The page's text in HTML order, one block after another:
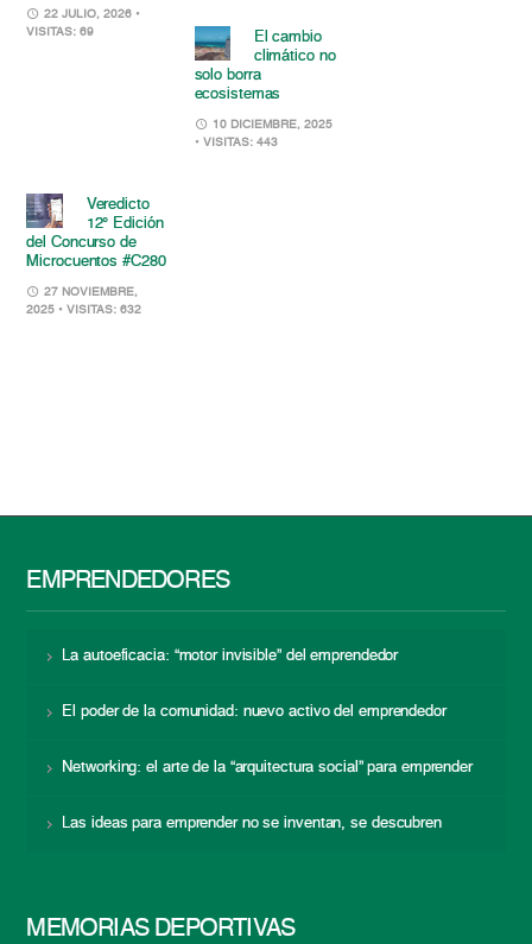
22 JULIO, 2026 •
VISITAS: 69
El cambio
climático no
solo borra
ecosistemas
10 DICIEMBRE, 2025
• VISITAS: 443
Veredicto
12° Edición
del Concurso de
Microcuentos #C280
27 NOVIEMBRE,
2025 • VISITAS: 632
EMPRENDEDORES
La autoeficacia: “motor invisible” del emprendedor
El poder de la comunidad: nuevo activo del emprendedor
Networking: el arte de la “arquitectura social” para emprender
Las ideas para emprender no se inventan, se descubren
MEMORIAS DEPORTIVAS